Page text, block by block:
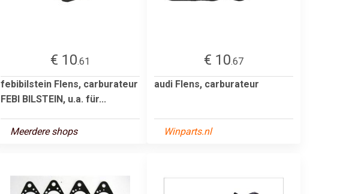
€ 10.61
febibilstein Flens, carburateur
FEBI BILSTEIN, u.a. für...
Meerdere shops
€ 10.67
audi Flens, carburateur
Winparts.nl